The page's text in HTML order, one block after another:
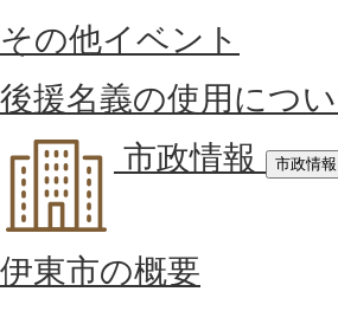
その他イベント
後援名義の使用につ
市政情報
市政情報
伊東市の概要